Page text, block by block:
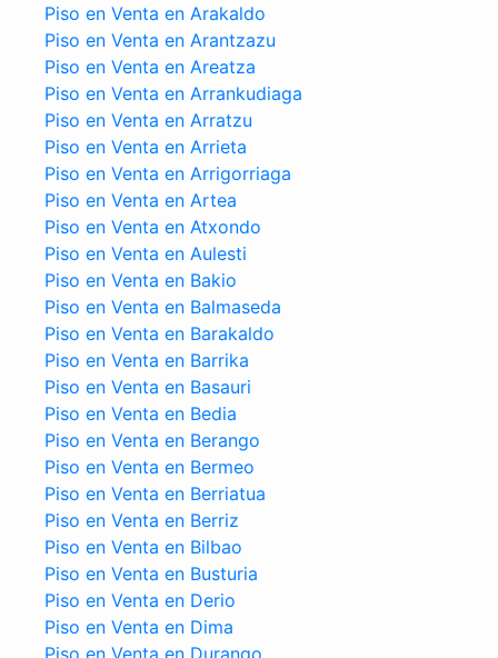
Piso en Venta en Arakaldo
Piso en Venta en Arantzazu
Piso en Venta en Areatza
Piso en Venta en Arrankudiaga
Piso en Venta en Arratzu
Piso en Venta en Arrieta
Piso en Venta en Arrigorriaga
Piso en Venta en Artea
Piso en Venta en Atxondo
Piso en Venta en Aulesti
Piso en Venta en Bakio
Piso en Venta en Balmaseda
Piso en Venta en Barakaldo
Piso en Venta en Barrika
Piso en Venta en Basauri
Piso en Venta en Bedia
Piso en Venta en Berango
Piso en Venta en Bermeo
Piso en Venta en Berriatua
Piso en Venta en Berriz
Piso en Venta en Bilbao
Piso en Venta en Busturia
Piso en Venta en Derio
Piso en Venta en Dima
Piso en Venta en Durango